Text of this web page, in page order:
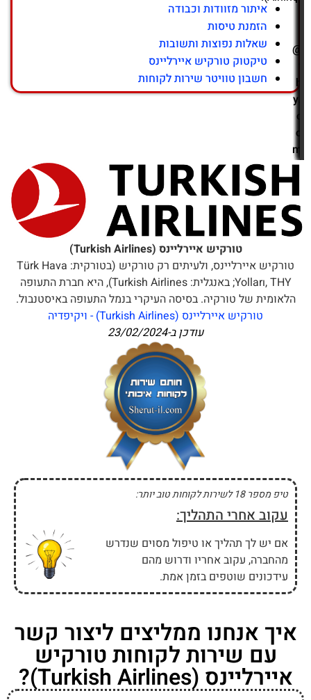
טורקיש איירליינס (Turkish Airlines)
טורקיש איירליינס, ולעיתים רק טורקיש (בטורקית: Türk Hava
Yolları, THY; באנגלית: Turkish Airlines), היא חברת התעופה
הלאומית של טורקיה. בסיסה העיקרי בנמל התעופה באיסטנבול.
טורקיש איירליינס (Turkish Airlines) - ויקיפדיה
עודכן ב-23/02/2024
טיפ מספר 18 לשירות לקוחות טוב יותר:
עקוב אחרי התהליך:
אם יש לך תהליך או טיפול מסוים שנדרש
מהחברה, עקוב אחריו ודרוש מהם
עידכונים שוטפים בזמן אמת.
@
h
y.
c
o
m
איתור מזוודות וכבודה
הזמנת טיסות
שאלות נפוצות ותשובות
טיקטוק טורקיש איירליינס
חשבון טוויטר שירות לקוחות
איך אנחנו ממליצים ליצור קשר
עם שירות לקוחות טורקיש
איירליינס (Turkish Airlines)?